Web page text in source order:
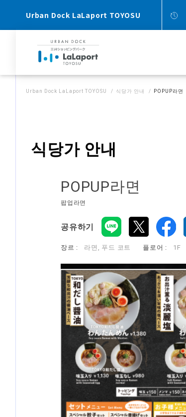
Urban Dock LaLaport TOYOSU
Urban Dock LaLaport TOYOSU 식당가 안내 POPUP라면
식당가 안내
POPUP라면
팝업라면
공유하기
장르 : 라면, 푸드 코트 플로어 : 1F